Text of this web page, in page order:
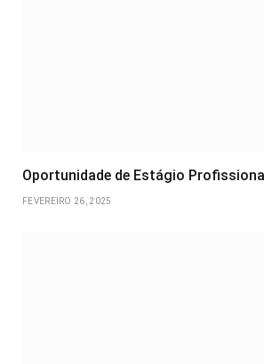
Oportunidade de Estágio
FEVEREIRO 26, 2025